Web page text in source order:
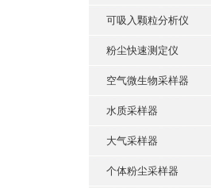
可吸入颗粒分析仪
粉尘快速测定仪
空气微生物采样器
水质采样器
大气采样器
个体粉尘采样器